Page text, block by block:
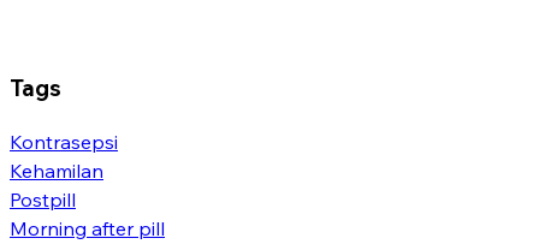
Tags
Kontrasepsi
Kehamilan
Postpill
Morning after pill